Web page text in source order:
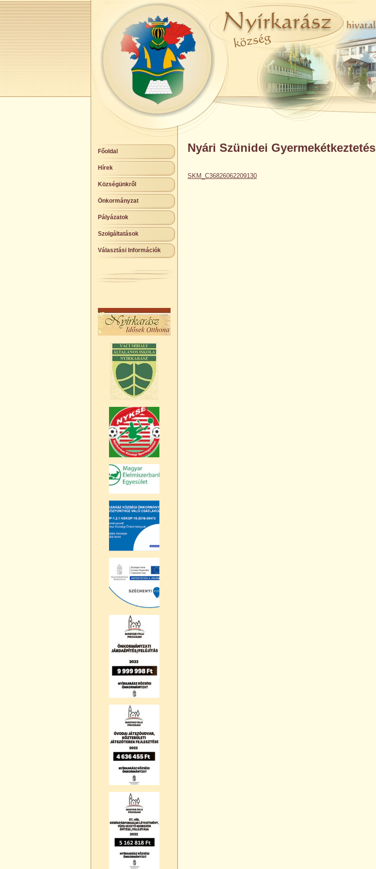
Főoldal
Hírek
Községünkről
Önkormányzat
Pályázatok
Szolgáltatások
Választási Információk
Nyári Szünidei Gyermekétkeztetés
SKM_C36826062209130